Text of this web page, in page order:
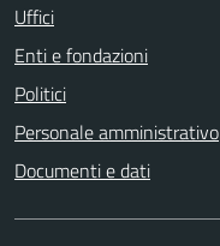
Uffici
Enti e fondazioni
Politici
Personale amministrativo
Documenti e dati